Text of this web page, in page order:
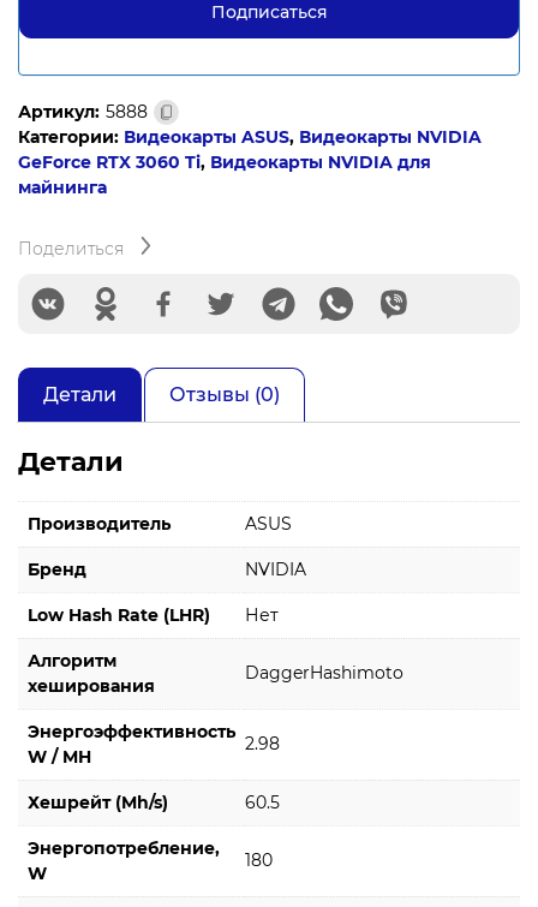
Артикул: 5888
Категории: Видеокарты ASUS, Видеокарты NVIDIA
GeForce RTX 3060 Ti, Видеокарты NVIDIA для
майнинга
Поделиться
Детали Отзывы (0)
Детали
Производитель ASUS
Бренд NVIDIA
Low Hash Rate (LHR) Нет
Алгоритм
хеширования
DaggerHashimoto
Энергоэффективность
W / MH
2.98
Хешрейт (Mh/s) 60.5
Энергопотребление,
W
180